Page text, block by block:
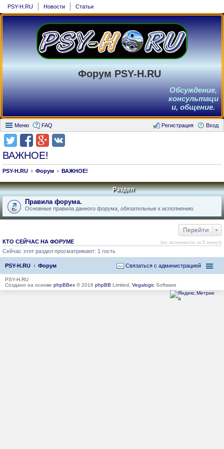
PSY-H.RU Новости Статьи
Форум PSY-H.RU
Обсуждение,
консультаци
и, общение.
Меню FAQ Вход
Регистрация
ВАЖНОЕ!
PSY-H.RU Форум ВАЖНОЕ!
Раздел
Правила форума.
Основные правила данного форума, обязательные к исполнению.
Перейти
КТО СЕЙЧАС НА ФОРУМЕ (по активности за 5 минут)
Сейчас этот раздел просматривают: 1 гость
PSY-H.RU Форум Связаться с администрацией
PSY-H.RU
Создано на основе phpBBex © 2016 phpBB Limited, Vegalogic Software